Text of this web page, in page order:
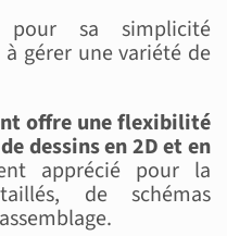
pour sa simplicité
gérer une variété de
offre une flexibilité
dessins en 2D et en
apprécié pour la
de schémas